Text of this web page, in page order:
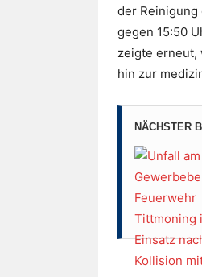
Foto:
der
gegen 15:50
zeigte erneut,
hin zur
NÄCHSTER